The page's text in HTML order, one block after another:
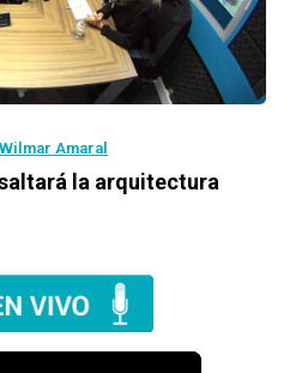
Wilmar Amaral
la arquitectura